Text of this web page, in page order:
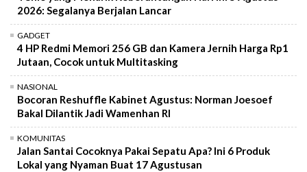
2026: Segalanya Berjalan Lancar
GADGET
4 HP Redmi Memori 256 GB dan Kamera Jernih Harga Rp1
Jutaan, Cocok untuk Multitasking
NASIONAL
Bocoran Reshuffle Kabinet Agustus: Norman Joesoef
Bakal Dilantik Jadi Wamenhan RI
KOMUNITAS
Jalan Santai Cocoknya Pakai Sepatu Apa? Ini 6 Produk
Lokal yang Nyaman Buat 17 Agustusan